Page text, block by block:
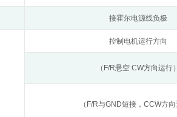
接霍尔电源线负极
控制电机运行方向
（F/R悬空 CW方向运行）
（F/R与GND短接，CCW方向